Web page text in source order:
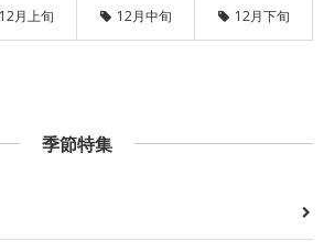
12月上旬 12月中旬 12月下旬
季節特集